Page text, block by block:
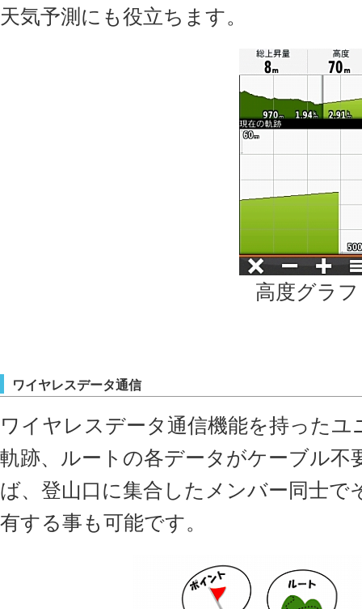
天気予測にも役立ちます。
高度グラフ
ワイヤレスデータ通信
ワイヤレスデータ通信機能を持った
軌跡、ルートの各データがケーブル不
ば、登山口に集合したメンバー同士で
有する事も可能です。